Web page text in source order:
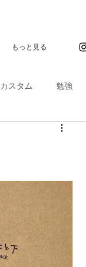
もっと見る
カスタム 勉強